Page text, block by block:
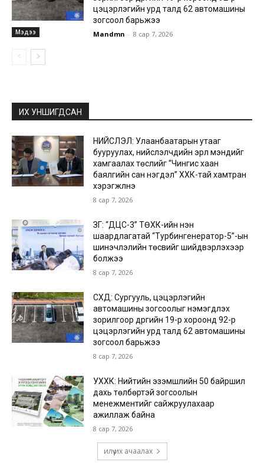
Мэдээ
цэцэрлэгийн урд талд 62 автомашины
зогсоол барьжээ
Mandmn - 8 сар 7, 2026
ИХ УНШИГДСАН
НИЙСЛЭЛ: Улаанбаатарын утааг
бууруулах, нийслэлчүүдийн эрүүл мэндийг
хамгаалах төслийг “Чингис хаан
баялгийн сан нэгдэл” ХХК-тай хамтран
хэрэгжүүлнэ
8 сар 7, 2026
ЗГ: “ДЦС-3” ТӨХК-ийн нэн
шаардлагатай “Турбингенератор-5”-ын
шинэчлэлийн төсвийг шийдвэрлэхээр
болжээ
8 сар 7, 2026
СХД: Сургууль, цэцэрлэгийн
автомашины зогсоолыг нэмэгдүүлэх
зорилгоор дүүргийн 19-р хороонд 92-р
цэцэрлэгийн урд талд 62 автомашины
зогсоол барьжээ
8 сар 7, 2026
УХХК: Нийтийн эзэмшлийн 50 байршил
дахь төлбөртэй зогсоолын
менежментийг сайжруулахаар
ажиллаж байна
8 сар 7, 2026
илүү их ачаалах